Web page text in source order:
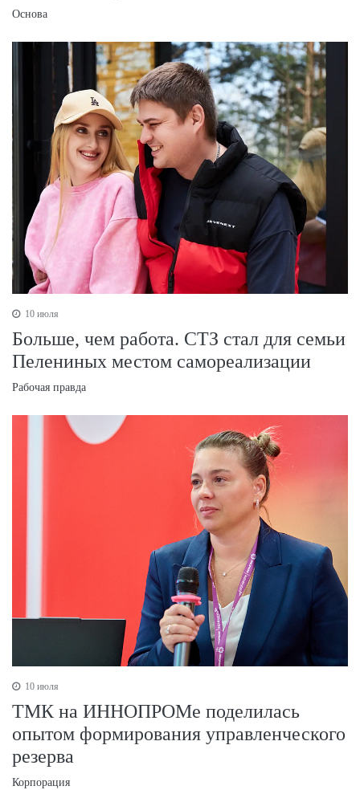
Основа
10 июля
Больше, чем работа. СТЗ стал для семьи
Пелениных местом самореализации
Рабочая правда
10 июля
ТМК на ИННОПРОМе поделилась
опытом формирования управленческого
резерва
Корпорация